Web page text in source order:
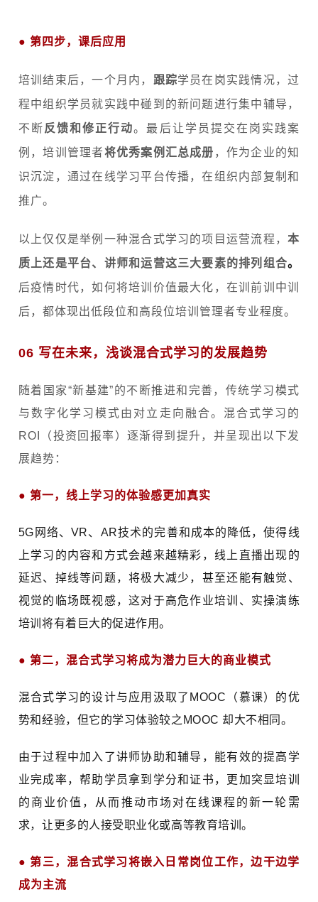
● 第四步，课后应用
培训结束后，一个月内， 跟踪学员在岗实践情况，过
程中组织学员就实践中碰到的新问题进行集中辅导，
不断反馈和修正行动。最后让学员提交在岗实践案
例，培训管理者将优秀案例汇总成册 ，作为企业的知
识沉淀， 通过在线学习平台传播，在组织内部复制和
推广。
以上仅仅是举例一种混合式学习的项目运营流程，本
质上还是平台、讲师和运营这三大要素的排列组合。
后疫情时代，如何将培训价值最大化，在训前训中训
后，都体现出低段位和高段位培训管理者专业程度。
06 写在未来，浅谈混合式学习的发展趋势
随着国家“新基建”的不断推进和完善， 传统学习模式
与数字化学习模式由对立走向融合。混合式学习的
ROI（投资回报率）逐渐得到提升，并呈现出以下发
展趋势：
● 第一， 线上学习的体验感更加真实
5G网络、VR、AR技术的完善和成本的降低，使得线
上学习的内容和方式会越来越精彩，线上直播出现的
延迟、掉线等问题，将极大减少，甚至还能有触觉、
视觉的临场既视感，这对于高危作业培训、实操演练
培训将有着巨大的促进作用。
● 第二，混合式学习将成为潜力巨大的商业模式
混合式学习的设计与应用汲取了MOOC（慕课）的优
势和经验，但它的学习体验较之MOOC 却大不相同。
由于过程中加入了讲师协助和辅导，能有效的提高学
业完成率，帮助学员拿到学分和证书，更加突显培训
的商业价值，从而推动市场对在线课程的新一轮需
求，让更多的人接受职业化或高等教育培训。
● 第三，混合式学习将嵌入日常岗位工作，边干边学
成为主流